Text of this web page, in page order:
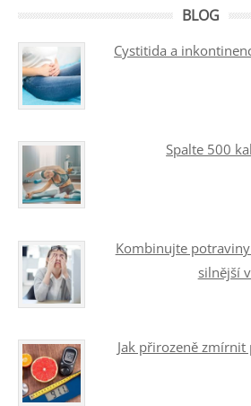
BLOG
Cystitida a
Spalte 500
Kombinujte
silnější
Jak přirozeně